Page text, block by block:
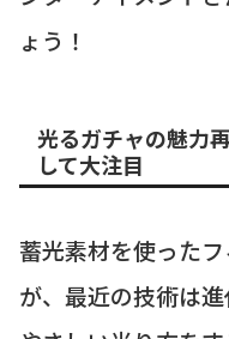
ょう！
光るガチャの魅力
して大注目
蓄光素材を使った
が、最近の技術は